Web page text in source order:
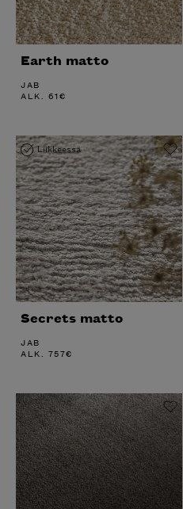
Earth matto
JAB
ALK. 61€
Liikkeessä
Secrets matto
JAB
ALK. 757€